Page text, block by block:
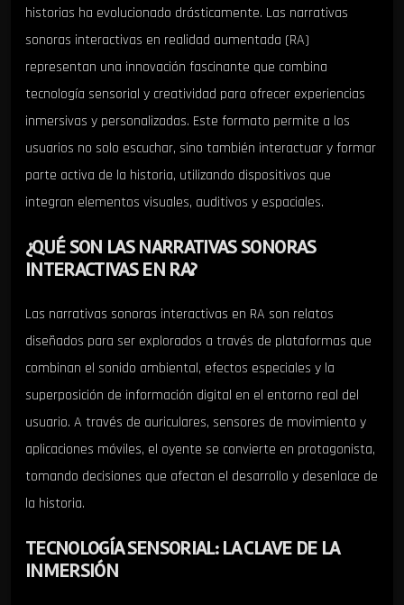
historias ha evolucionado drásticamente. Las narrativas
sonoras interactivas en realidad aumentada (RA)
representan una innovación fascinante que combina
tecnología sensorial y creatividad para ofrecer experiencias
inmersivas y personalizadas. Este formato permite a los
usuarios no solo escuchar, sino también interactuar y formar
parte activa de la historia, utilizando dispositivos que
integran elementos visuales, auditivos y espaciales.
¿QUÉ SON LAS NARRATIVAS SONORAS
INTERACTIVAS EN RA?
Las narrativas sonoras interactivas en RA son relatos
diseñados para ser explorados a través de plataformas que
combinan el sonido ambiental, efectos especiales y la
superposición de información digital en el entorno real del
usuario. A través de auriculares, sensores de movimiento y
aplicaciones móviles, el oyente se convierte en protagonista,
tomando decisiones que afectan el desarrollo y desenlace de
la historia.
TECNOLOGÍA SENSORIAL: LA CLAVE DE LA
INMERSIÓN